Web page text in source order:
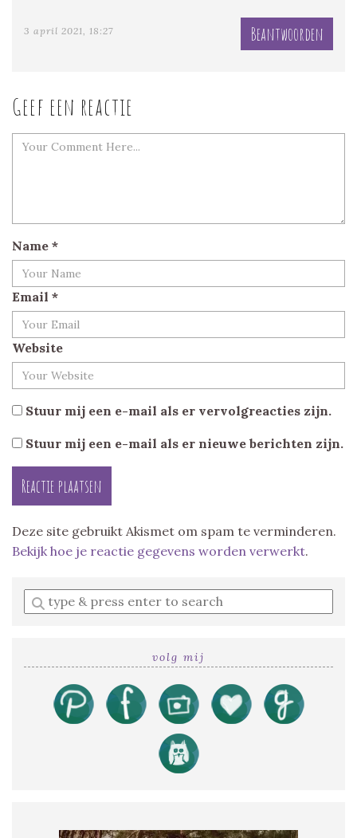
3 april 2021, 18:27 Beantwoorden
Geef een reactie
Name *
Email *
Website
Stuur mij een e-mail als er vervolgreacties zijn.
Stuur mij een e-mail als er nieuwe berichten zijn.
Deze site gebruikt Akismet om spam te verminderen.
Bekijk hoe je reactie gegevens worden verwerkt.
Enter
a
volg mij